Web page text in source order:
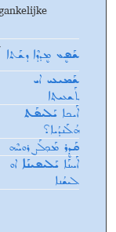
ܫܰܦܷܥ ܡܷܕܕܶܐ ܕܫܰܬܐ
ܫܰܡܝܥܝ ܐܝ
ܬܰܫܥܝܬ݂ܐ
ܐܰܝܟܐܝܰܠܝܦܰܬ
ܗܳܠܰܢܕܳܝܐ؟
ܩܰܕܷܪ ܡܰܟ݂ܠܰܨ ܪܘܚܶܗ
ܐܰܚܢܰܐܝܰܠܝܦܝܢܰܐ ܐܘ
ܠܝܫܳܢܐ